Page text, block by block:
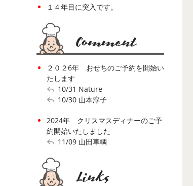
１４年目に突入です。
２０２6年 おせちのご予約を開始い
たします
10/31 Nature
10/30 山本淳子
2024年 クリスマスディナーのご予
約開始いたしました
11/09 山田車輌